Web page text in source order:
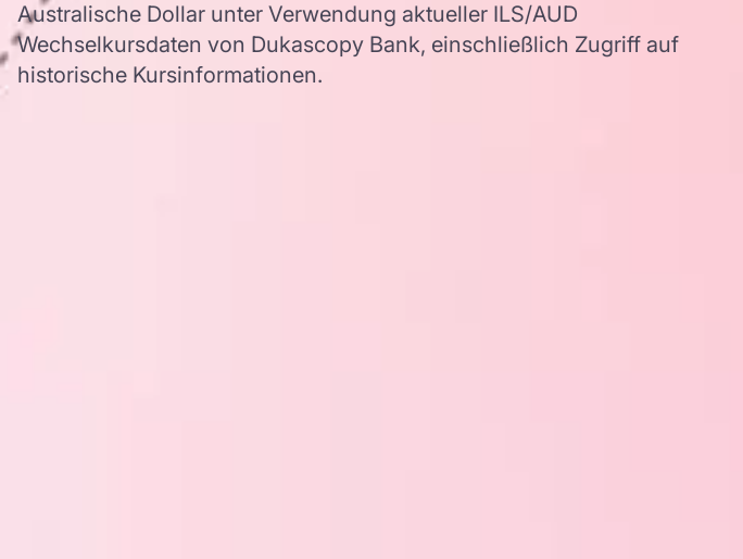
Australische Dollar unter Verwendung aktueller ILS/AUD
Wechselkursdaten von Dukascopy Bank, einschließlich Zugriff auf
historische Kursinformationen.